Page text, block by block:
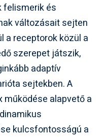
felismerik és
változásait sejten
a receptorok közül a
szerepet játszik,
adaptív
sejtekben. A
alapvető a
kulcsfontosságú a